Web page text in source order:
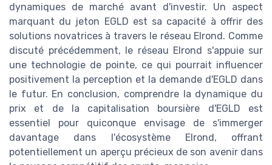
dynamiques de marché avant d'investir. Un aspect
marquant du jeton EGLD est sa capacité à offrir des
solutions novatrices à travers le réseau Elrond. Comme
discuté précédemment, le réseau Elrond s'appuie sur
une technologie de pointe, ce qui pourrait influencer
positivement la perception et la demande d'EGLD dans
le futur. En conclusion, comprendre la dynamique du
prix et de la capitalisation boursière d'EGLD est
essentiel pour quiconque envisage de s'immerger
davantage dans l'écosystème Elrond, offrant
potentiellement un aperçu précieux de son avenir dans